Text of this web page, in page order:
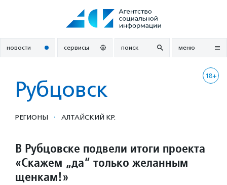
новости сервисы поиск меню
18+
Рубцовск
РЕГИОНЫ · АЛТАЙСКИЙ КР.
В Рубцовске подвели итоги проекта
«Скажем „да“ только желанным
щенкам!»